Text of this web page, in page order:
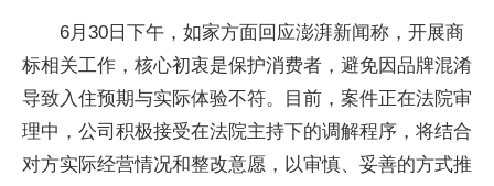
6月30日下午，如家方面回应澎湃新闻称，开展商
标相关工作，核心初衷是保护消费者，避免因品牌混淆
导致入住预期与实际体验不符。目前，案件正在法院审
理中，公司积极接受在法院主持下的调解程序，将结合
对方实际经营情况和整改意愿，以审慎、妥善的方式推